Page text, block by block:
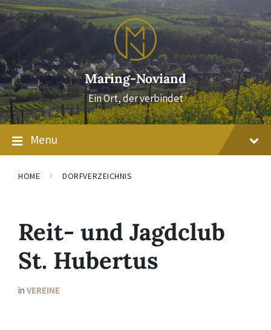
Skip
to
content
Skip
to
main
Skip
to
footer
Maring-Noviand
Ein Ort, der verbindet
Menu
HOME DORFVERZEICHNIS
Reit- und Jagdclub
St. Hubertus
in VEREINE